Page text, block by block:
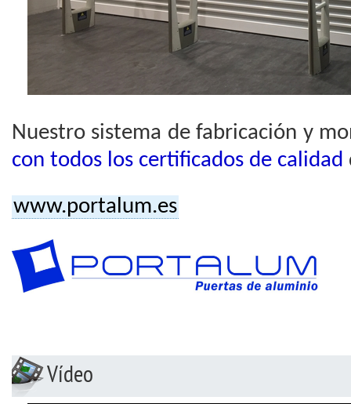
Nuestro sistema de fabricación y
con todos los certificados de calidad
www.portalum.es
Vídeo